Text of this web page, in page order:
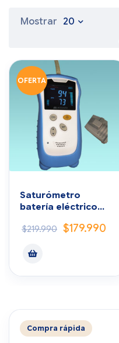
Compra rápida
Mostrar 20
OFERTA
Saturómetro
batería eléctrico
$219.990 $179.990